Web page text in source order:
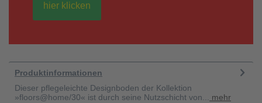
hier klicken
Produktinformationen
Dieser pflegeleichte Designboden der Kollektion
»floors@home/30« ist durch seine Nutzschicht von...
mehr